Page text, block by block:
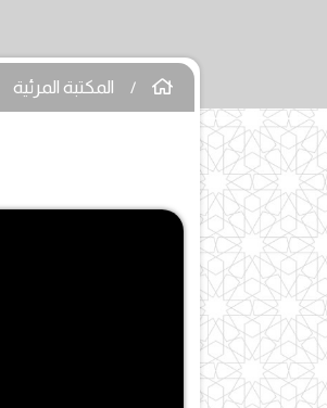
المكتبة المرئية